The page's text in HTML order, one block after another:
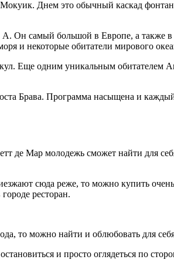
Днем это обычный каскад
Он самый большой в Европе, а также в
и некоторые обитатели мирового
Еще одним уникальным обитателем
Брава. Программа насыщена и
де Мар молодежь сможет найти для
сюда реже, то можно купить
ресторан.
то можно найти и облюбовать для
и просто оглядеться по